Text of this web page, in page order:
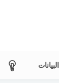
البيانات